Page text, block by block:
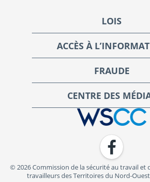
LOIS
ACCÈS À
FRAUDE
CENTRE DES
WSCC | Workers' Safety and
© 2026 Commission de la sécurité au travail et
travailleurs des Territoires du Nord-